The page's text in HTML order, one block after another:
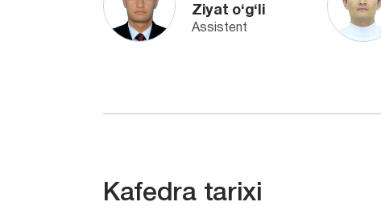
Ziyat o‘g‘li
Assistent
Kafedra tarixi